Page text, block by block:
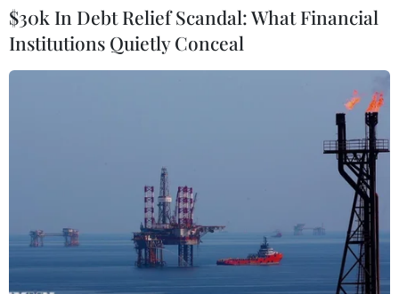
Theo phóng viên TTXVN tại châu Phi, Quốc hội
Zimbabwe ngày 10/4 cho biết sẽ triệu tập một số
quan chức cấp cao bao gồm cả Phó Tổng thống
đương nhiệm để giải trình về việc thất thoát
một lượng kim cương trị giá tới 15 tỷ USD.
Truyền thông sở tại đưa tin cựu Tổng thống
Zimbabwe Robert Mugabe hồi năm 2015 tuyên
$30k In Debt Relief Scandal: What Financial
Institutions Quietly Conceal